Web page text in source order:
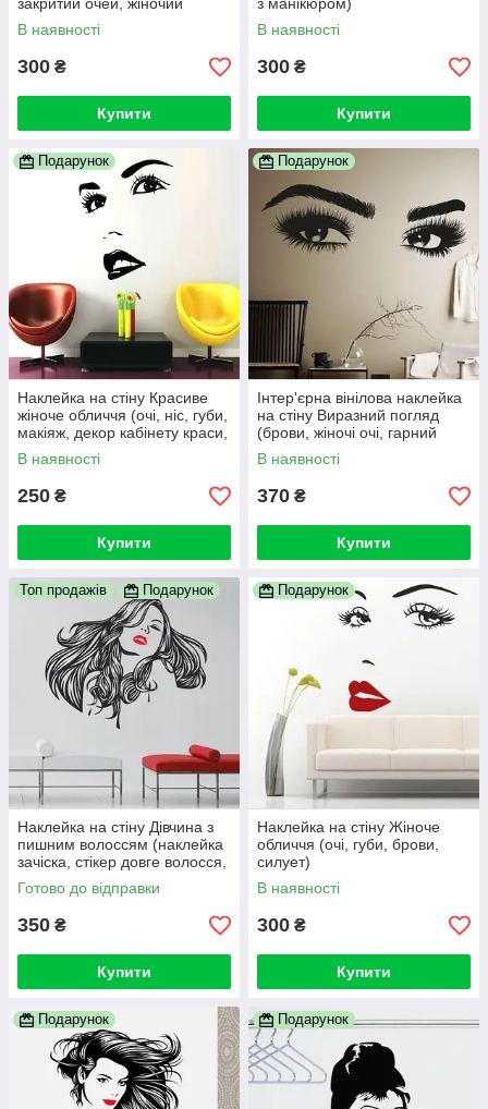
погляд)
В наявності
300 ₴
Купити
В наявності
300 ₴
Купити
Подарунок
Наклейка на стіну Красиве
жіноче обличчя (очі, ніс, губи,
макіяж, декор кабінету краси,
дівчина, жінка)
В наявності
250 ₴
Купити
Подарунок
Інтер'єрна вінілова наклейка
на стіну Виразний погляд
(брови, жіночі очі, гарний
силует)
В наявності
370 ₴
Купити
Топ продажів Подарунок
Наклейка на стіну Дівчина з
пишним волоссям (наклейка
зачіска, стікер довге волосся,
красива жінка)
Готово до відправки
350 ₴
Купити
Подарунок
Наклейка на стіну Жіноче
обличчя (очі, губи, брови,
силует)
В наявності
300 ₴
Купити
Подарунок Подарунок